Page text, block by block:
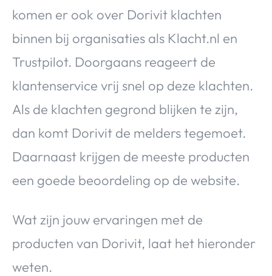
komen er ook over Dorivit klachten
binnen bij organisaties als Klacht.nl en
Trustpilot. Doorgaans reageert de
klantenservice vrij snel op deze klachten.
Als de klachten gegrond blijken te zijn,
dan komt Dorivit de melders tegemoet.
Daarnaast krijgen de meeste producten
een goede beoordeling op de website.
Wat zijn jouw ervaringen met de
producten van Dorivit, laat het hieronder
weten.